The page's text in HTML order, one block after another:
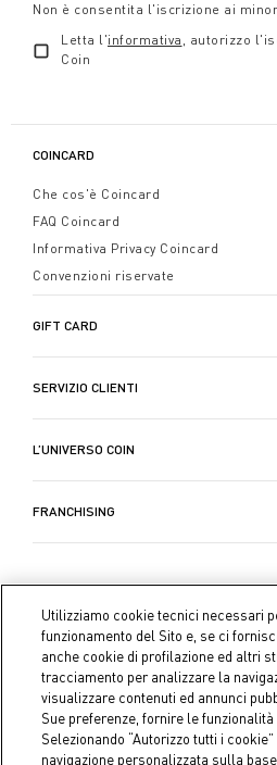
Non è consentita l'iscrizione ai
Letta l'informativa , autorizzo
Coin
COINCARD
Che cos'è Coincard
FAQ Coincard
Informativa Privacy Coincard
Convenzioni riservate
GIFT CARD
SERVIZIO CLIENTI
L’UNIVERSO COIN
FRANCHISING
Utilizziamo cookie tecnici necessari
funzionamento del Sito e, se ci
anche cookie di profilazione ed altri
tracciamento per analizzare la
visualizzare contenuti ed annunci
Sue preferenze, fornire le funzionalità
Selezionando “Autorizzo tutti i
navigazione personalizzata sulla